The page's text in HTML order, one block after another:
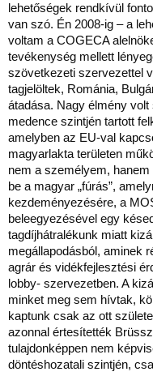
lehetőségek rendkívül
van szó. Én 2008-ig – a
voltam a COGECA
tevékenység mellett
szövetkezeti szervezettel
tagjelöltek, Románia,
átadása. Nagy élmény
medence szintjén tartott
amelyben az EU-val
magyarlakta területen
nem a személyem,
be a magyar „fúrás”,
kezdeményezésére, a
beleegyezésével egy
tagdíjhátralékunk miatt
megállapodásból, aminek
agrár és vidékfejlesztési
lobby- szervezetben. A
minket meg sem hívtak,
kaptunk csak az ott
azonnal értesítették
tulajdonképpen nem
döntéshozatali szintjén,